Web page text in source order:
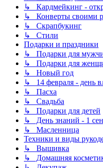
↳ Кардмейкинг -
↳ Конверты своими
↳ Скрапбукинг
↳ Стили
Подарки и праздники
↳ Подарки для
↳ Подарки для
↳ Новый год
↳ 14 февраля - день
↳ Пасха
↳ Свадьба
↳ Подарки для детей
↳ День знаний - 1
↳ Масленница
Техники и виды
↳ Вышивка
↳ Домашняя